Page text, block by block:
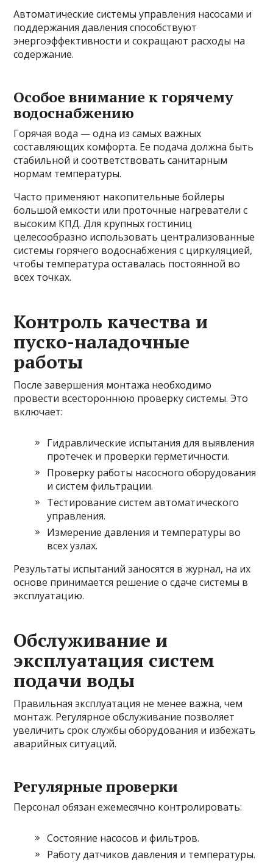
Автоматические системы управления насосами и
поддержания давления способствуют
энергоэффективности и сокращают расходы на
содержание.
Особое внимание к горячему
водоснабжению
Горячая вода — одна из самых важных
составляющих комфорта. Ее подача должна быть
стабильной и соответствовать санитарным
нормам температуры.
Часто применяют накопительные бойлеры
большой емкости или проточные нагреватели с
высоким КПД. Для крупных гостиниц
целесообразно использовать централизованные
системы горячего водоснабжения с циркуляцией,
чтобы температура оставалась постоянной во
всех точках.
Контроль качества и
пуско-наладочные
работы
После завершения монтажа необходимо
провести всестороннюю проверку системы. Это
включает:
Гидравлические испытания для выявления
протечек и проверки герметичности.
Проверку работы насосного оборудования
и систем фильтрации.
Тестирование систем автоматического
управления.
Измерение давления и температуры во
всех узлах.
Результаты испытаний заносятся в журнал, на их
основе принимается решение о сдаче системы в
эксплуатацию.
Обслуживание и
эксплуатация систем
подачи воды
Правильная эксплуатация не менее важна, чем
монтаж. Регулярное обслуживание позволяет
увеличить срок службы оборудования и избежать
аварийных ситуаций.
Регулярные проверки
Персонал обязан ежемесячно контролировать:
Состояние насосов и фильтров.
Работу датчиков давления и температуры.